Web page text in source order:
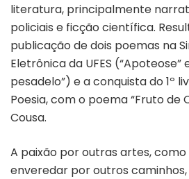
literatura, principalmente
policiais e ficção científica.
publicação de dois poemas na
Eletrônica da UFES (“Apoteose”
pesadelo”) e a conquista do 1º
Poesia, com o poema “Fruto de
Cousa.
A paixão por outras artes,
enveredar por outros